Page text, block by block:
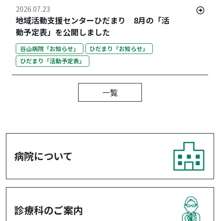
2026.07.23
地域活動支援センターひだまり 8月の「活
動予定表」を公開しました
谷山病院「お知らせ」
ひだまり「お知らせ」
ひだまり「活動予定表」
一覧
病院について
診療科のご案内